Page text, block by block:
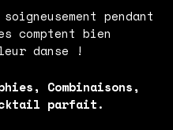
pendant
comptent bien
danse !
Combinaisons,
parfait.